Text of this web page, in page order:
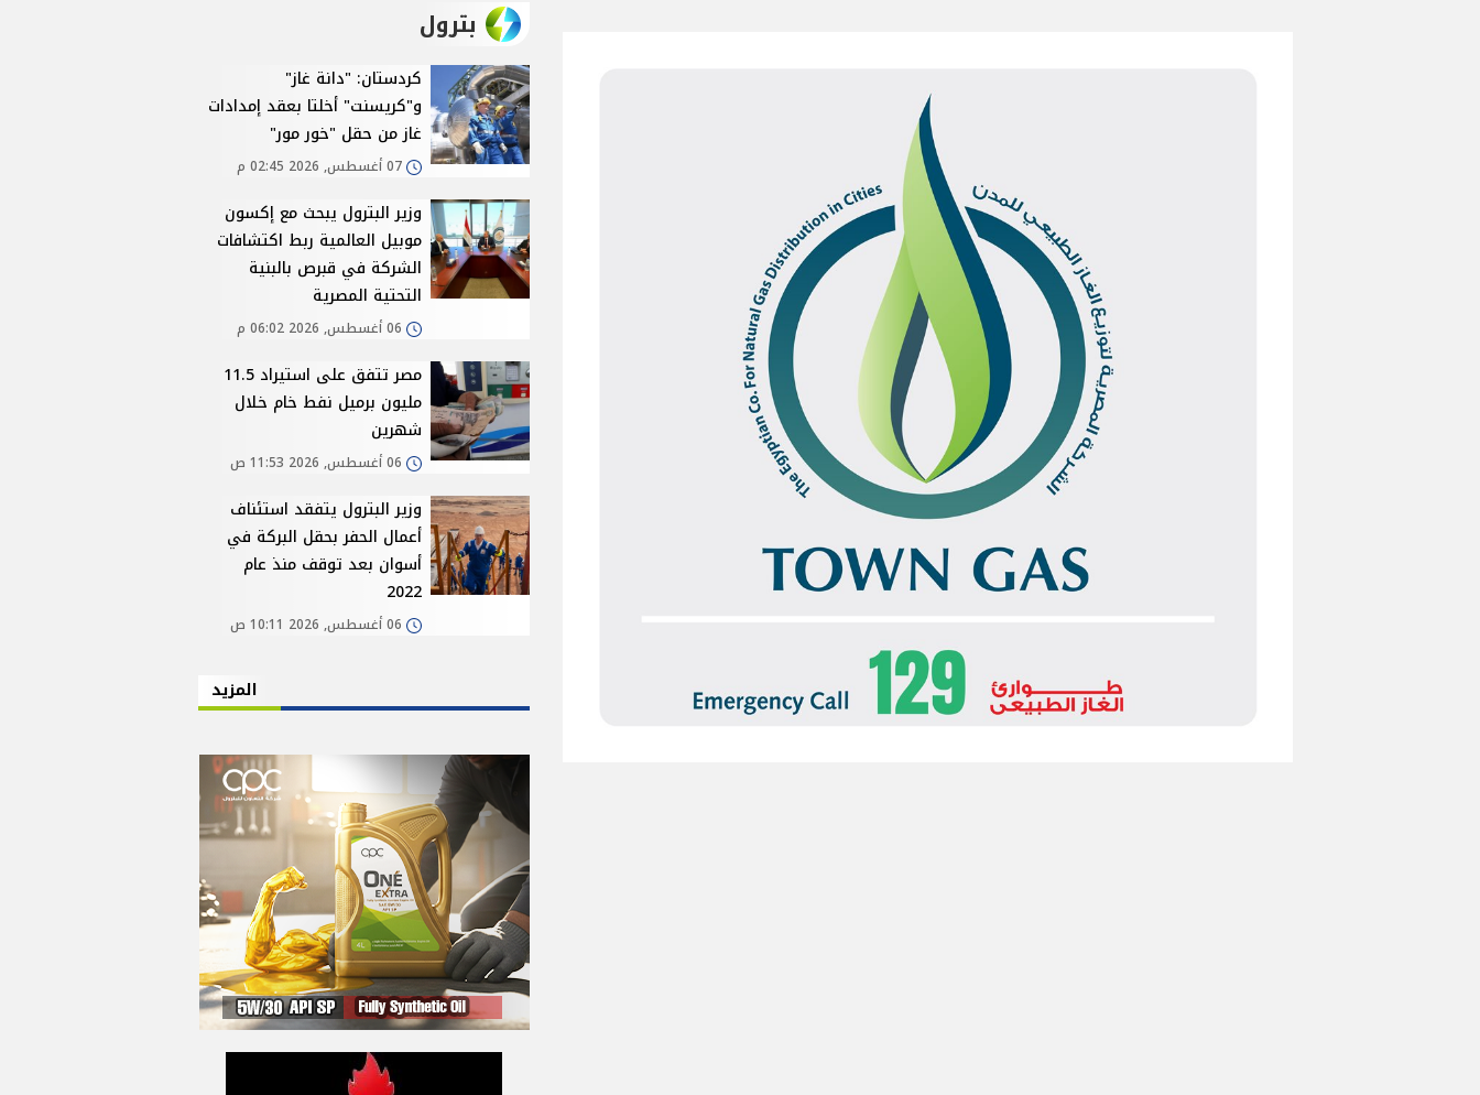
بترول
كردستان: "دانة غاز"
و"كريسنت" أخلتا بعقد إمدادات
غاز من حقل "خور مور"
07 أغسطس, 2026 02:45 م
وزير البترول يبحث مع إكسون
موبيل العالمية ربط اكتشافات
الشركة في قبرص بالبنية
التحتية المصرية
06 أغسطس, 2026 06:02 م
مصر تتفق على استيراد 11.5
مليون برميل نفط خام خلال
شهرين
06 أغسطس, 2026 11:53 ص
وزير البترول يتفقد استئناف
أعمال الحفر بحقل البركة في
أسوان بعد توقف منذ عام
2022
06 أغسطس, 2026 10:11 ص
المزيد